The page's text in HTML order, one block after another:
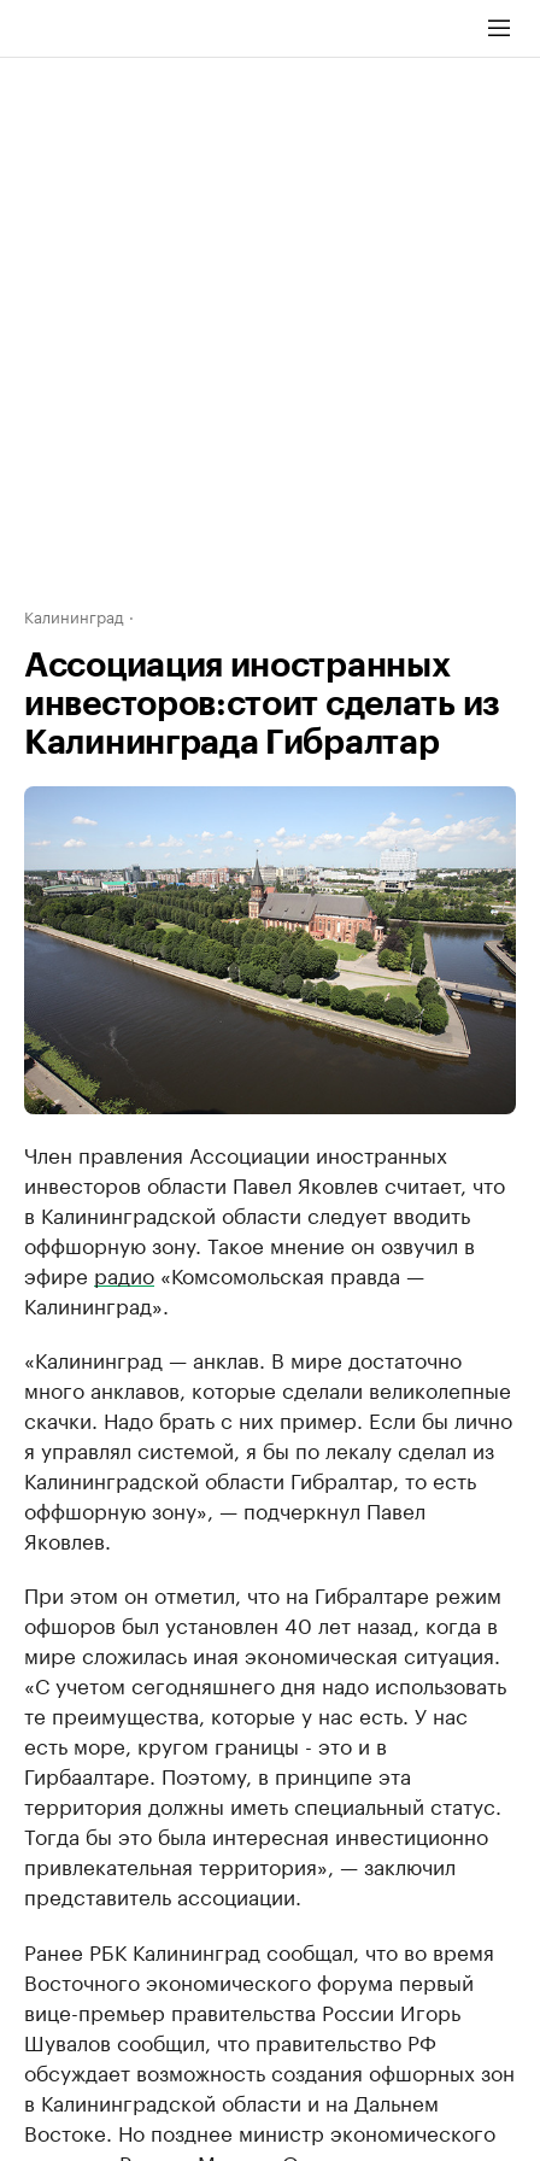
Калининград
Ассоциация иностранных
инвесторов:стоит сделать из
Калининграда Гибралтар
Член правления Ассоциации иностранных
инвесторов области Павел Яковлев считает, что
в Калининградской области следует вводить
оффшорную зону. Такое мнение он озвучил в
эфире радио «Комсомольская правда —
Калининград».
«Калининград — анклав. В мире достаточно
много анклавов, которые сделали великолепные
скачки. Надо брать с них пример. Если бы лично
я управлял системой, я бы по лекалу сделал из
Калининградской области Гибралтар, то есть
оффшорную зону», — подчеркнул Павел
Яковлев.
При этом он отметил, что на Гибралтаре режим
офшоров был установлен 40 лет назад, когда в
мире сложилась иная экономическая ситуация.
«С учетом сегодняшнего дня надо использовать
те преимущества, которые у нас есть. У нас
есть море, кругом границы - это и в
Гирбаалтаре. Поэтому, в принципе эта
территория должны иметь специальный статус.
Тогда бы это была интересная инвестиционно
привлекательная территория», — заключил
представитель ассоциации.
Ранее РБК Калининград сообщал, что во время
Восточного экономического форума первый
вице-премьер правительства России Игорь
Шувалов сообщил, что правительство РФ
обсуждает возможность создания офшорных зон
в Калининградской области и на Дальнем
Востоке. Но позднее министр экономического